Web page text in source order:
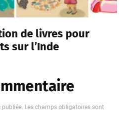
de livres pour
sur l’Inde
publiée. Les champs obligatoires sont